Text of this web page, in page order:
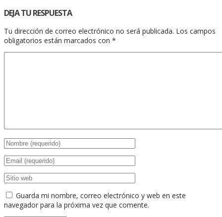
DEJA TU RESPUESTA
Tu dirección de correo electrónico no será publicada. Los campos
obligatorios están marcados con *
Guarda mi nombre, correo electrónico y web en este
navegador para la próxima vez que comente.